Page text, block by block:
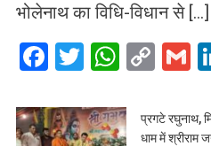
भोलेनाथ का विधि-विधान से […]
Facebook
Twitter
प्रगटे रघुनाथ,
धाम में श्रीराम